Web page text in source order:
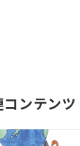
コンテンツ